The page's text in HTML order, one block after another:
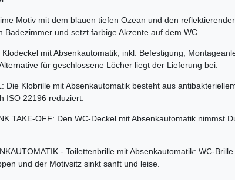
Motiv mit dem blauen tiefen Ozean und den
Badezimmer und setzt farbige Akzente auf dem WC.
Klodeckel mit Absenkautomatik, inkl. Befestigung,
für geschlossene Löcher liegt der Lieferung bei.
Die Klobrille mit Absenkautomatik besteht aus
ISO 22196 reduziert.
TAKE-OFF: Den WC-Deckel mit Absenkautomatik nimmst
- Toilettenbrille mit Absenkautomatik: WC-
und der Motivsitz sinkt sanft und leise.